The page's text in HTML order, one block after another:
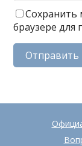
Сохранить
браузере